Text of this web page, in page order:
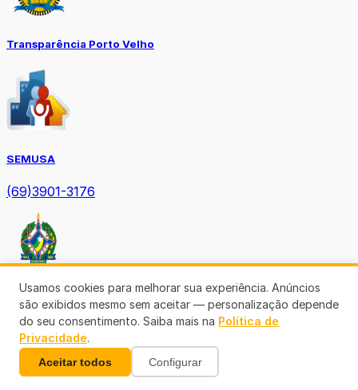
Transparência Porto Velho
SEMUSA
(69)3901-3176
Diário Oficial TCE-RO
Usamos cookies para melhorar sua experiência. Anúncios
são exibidos mesmo sem aceitar — personalização depende
do seu consentimento. Saiba mais na Política de
Privacidade.
Aceitar todos Configurar